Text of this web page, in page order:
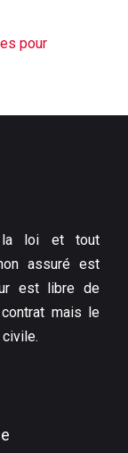
pour
la loi et tout
assuré est
est libre de
mais le